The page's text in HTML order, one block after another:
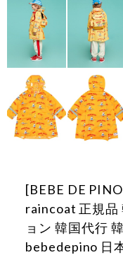
[BEBE DE
raincoat 正規品
ョン 韓国代行
bebedepino 日